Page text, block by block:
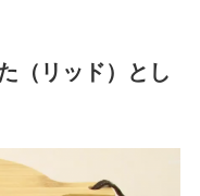
（リッド）とし